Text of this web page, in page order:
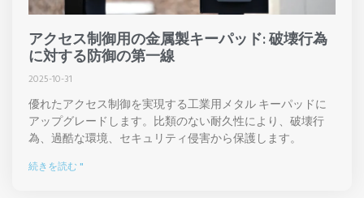
アクセス制御用の金属製キーパッド: 破壊行為
に対する防御の第一線
2025-10-31
優れたアクセス制御を実現する工業用メタル キーパッドに
アップグレードします。比類のない耐久性により、破壊行
為、過酷な環境、セキュリティ侵害から保護します。
続きを読む "